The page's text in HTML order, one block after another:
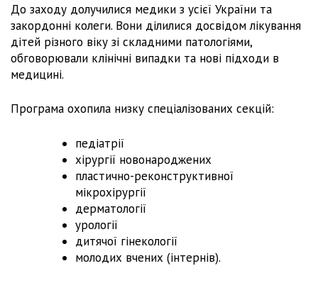
До заходу долучилися медики з усієї України та
закордонні колеги. Вони ділилися досвідом лікування
дітей різного віку зі складними патологіями,
обговорювали клінічні випадки та нові підходи в
медицині.
Програма охопила низку спеціалізованих секцій:
педіатрії
хірургії новонароджених
пластично-реконструктивної
мікрохірургії
дерматології
урології
дитячої гінекології
молодих вчених (інтернів).